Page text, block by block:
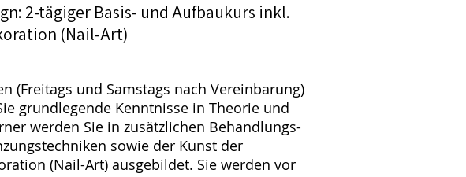
2-tägiger Basis- und Aufbaukurs inkl.
(Nail-Art)
(Freitags und Samstags nach Vereinbarung)
grundlegende Kenntnisse in Theorie und
werden Sie in zusätzlichen Behandlungs-
sowie der Kunst der
(Nail-Art) ausgebildet. Sie werden vor